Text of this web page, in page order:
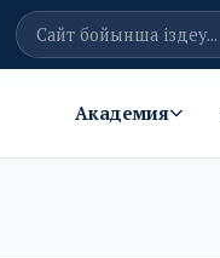
Академия